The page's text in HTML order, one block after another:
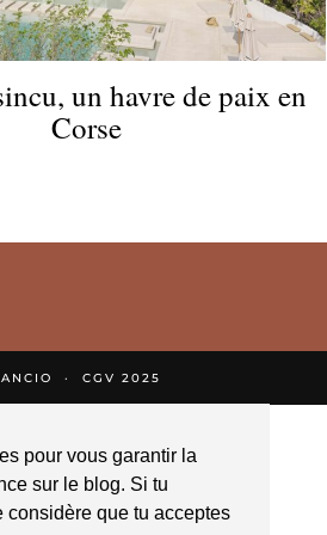
pour vous garantir la
sur le blog. Si tu
considère que tu acceptes
un havre de paix en
Corse
CGV 2025